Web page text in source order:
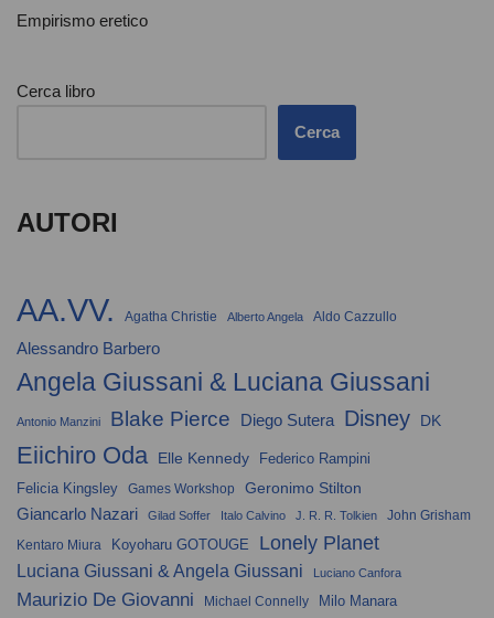
Empirismo eretico
Cerca libro
Cerca
AUTORI
AA.VV. Agatha Christie Alberto Angela Aldo Cazzullo
Alessandro Barbero
Angela Giussani & Luciana Giussani
Antonio Manzini Blake Pierce Diego Sutera Disney DK
Eiichiro Oda Elle Kennedy Federico Rampini
Felicia Kingsley Games Workshop
Geronimo Stilton
Giancarlo Nazari
Gilad Soffer Italo Calvino J. R. R. Tolkien
John Grisham
Kentaro Miura
Koyoharu GOTOUGE Lonely Planet
Luciana Giussani & Angela Giussani Luciano Canfora
Maurizio De Giovanni Michael Connelly Milo Manara